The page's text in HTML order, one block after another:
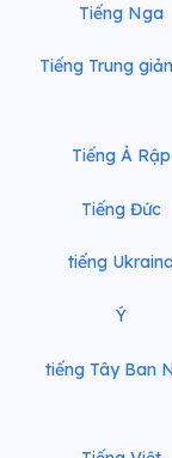
Tiếng Nga
Tiếng Trung
Tiếng Ả Rập
Tiếng Đức
tiếng
Ý
tiếng Tây Ban